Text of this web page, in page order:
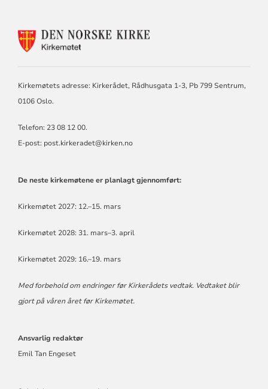
KONTAKTINFORMASJON
Kirkemøtets adresse: Kirkerådet, Rådhusgata 1-3, Pb 799 Sentrum,
0106 Oslo.
Telefon: 23 08 12 00.
E-post: post.kirkeradet@kirken.no
De neste kirkemøtene er planlagt gjennomført:
Kirkemøtet 2027: 12.–15. mars
Kirkemøtet 2028: 31. mars–3. april
Kirkemøtet 2029: 16.–19. mars
Med forbehold om endringer før Kirkerådets vedtak. Vedtaket blir
gjort på våren året før Kirkemøtet.
Ansvarlig redaktør
Emil Tan Engeset